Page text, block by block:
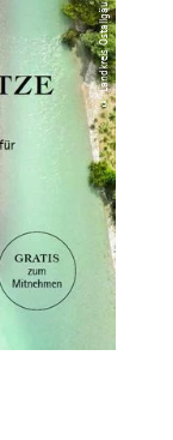
© Landkreis Ostallgäu